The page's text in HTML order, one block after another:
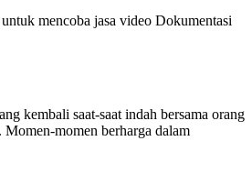
mencoba jasa video Dokumentasi
kembali saat-saat indah bersama orang
momen berharga dalam